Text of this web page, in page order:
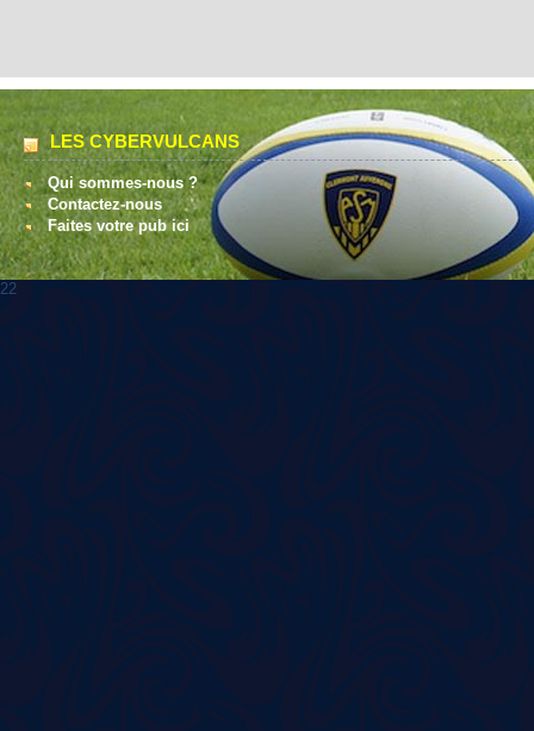
LES CYBERVULCANS
Qui sommes-nous ?
Contactez-nous
Faites votre pub ici
22